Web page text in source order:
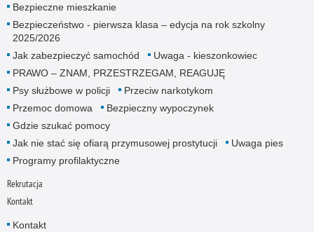
Bezpieczne mieszkanie
Bezpieczeństwo - pierwsza klasa – edycja na rok szkolny
2025/2026
Jak zabezpieczyć samochód
Uwaga - kieszonkowiec
PRAWO – ZNAM, PRZESTRZEGAM, REAGUJĘ
Psy służbowe w policji
Przeciw narkotykom
Przemoc domowa
Bezpieczny wypoczynek
Gdzie szukać pomocy
Jak nie stać się ofiarą przymusowej prostytucji
Uwaga pies
Programy profilaktyczne
Rekrutacja
Kontakt
Kontakt